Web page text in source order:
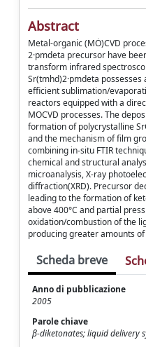
Abstract
Metal-organic (MȮ)CVD
2·pmdeta precursor have
transform infrared
Sr(tmhd)2·pmdeta
efficient sublimation/
reactors equipped with a
MOCVD processes. The
formation of polycrystalline
and the mechanism of film
combining in-situ FTIR
chemical and structural
microanalysis, X-ray
diffraction(XRD). Precursor
leading to the formation of
above 400°C and partial
oxidation/combustion of the
producing greater amounts of
Scheda breve
Anno di pubblicazione
2005
Parole chiave
β-diketonates; liquid delivery